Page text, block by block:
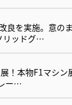
良を実施。意の
リッドグ…
！本物F1マシン
ー…